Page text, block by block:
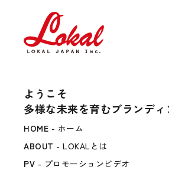
ようこそ
多様な未来を育むブランディ
HOME - ホーム
ABOUT - LOKALとは
PV - プロモーションビデオ